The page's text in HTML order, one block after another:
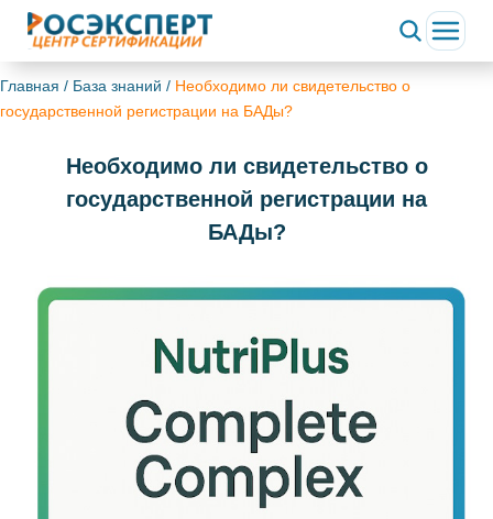
Главная / База знаний / Необходимо ли свидетельство о
государственной регистрации на БАДы?
Необходимо ли свидетельство о
государственной регистрации на
БАДы?